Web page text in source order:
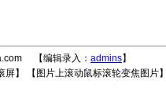
【编辑录入： admins】
屏】 【图片上滚动鼠标滚轮变焦图片】